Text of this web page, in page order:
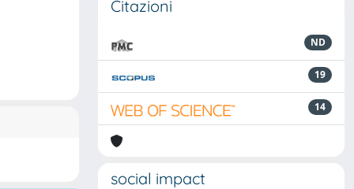
Citazioni
ND
19
14
social impact